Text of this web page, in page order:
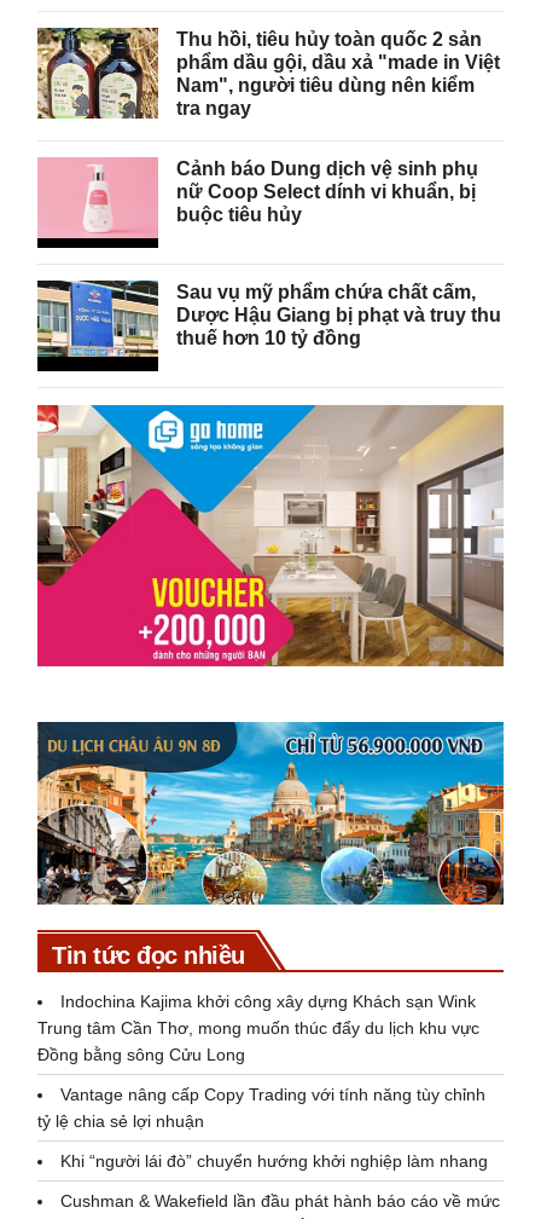
Thu hồi, tiêu hủy toàn quốc 2 sản
phẩm dầu gội, dầu xả "made in Việt
Nam", người tiêu dùng nên kiểm
tra ngay
Cảnh báo Dung dịch vệ sinh phụ
nữ Coop Select dính vi khuẩn, bị
buộc tiêu hủy
Sau vụ mỹ phẩm chứa chất cấm,
Dược Hậu Giang bị phạt và truy thu
thuế hơn 10 tỷ đồng
Tin tức đọc nhiều
Indochina Kajima khởi công xây dựng Khách sạn Wink
Trung tâm Cần Thơ, mong muốn thúc đẩy du lịch khu vực
Đồng bằng sông Cửu Long
Vantage nâng cấp Copy Trading với tính năng tùy chỉnh
tỷ lệ chia sẻ lợi nhuận
Khi “người lái đò” chuyển hướng khởi nghiệp làm nhang
Cushman & Wakefield lần đầu phát hành báo cáo về mức